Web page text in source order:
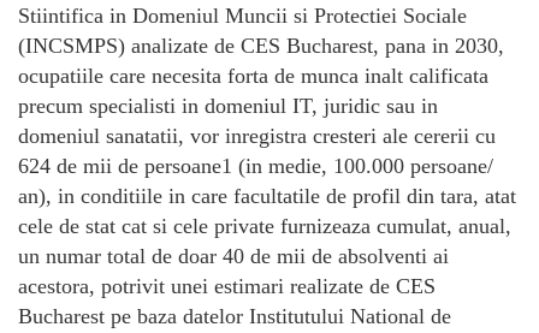
Stiintifica in Domeniul Muncii si Protectiei Sociale
(INCSMPS) analizate de CES Bucharest, pana in 2030,
ocupatiile care necesita forta de munca inalt calificata
precum specialisti in domeniul IT, juridic sau in
domeniul sanatatii, vor inregistra cresteri ale cererii cu
624 de mii de persoane1 (in medie, 100.000 persoane/
an), in conditiile in care facultatile de profil din tara, atat
cele de stat cat si cele private furnizeaza cumulat, anual,
un numar total de doar 40 de mii de absolventi ai
acestora, potrivit unei estimari realizate de CES
Bucharest pe baza datelor Institutului National de